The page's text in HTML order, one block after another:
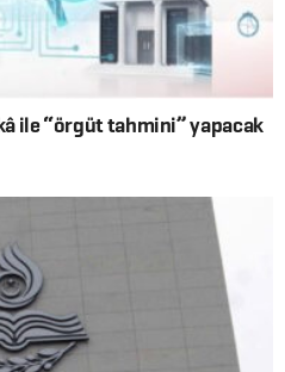
ile “örgüt tahmini” yapacak